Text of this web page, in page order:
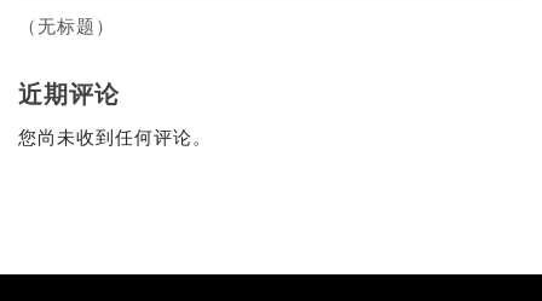
（无标题）
近期评论
您尚未收到任何评论。